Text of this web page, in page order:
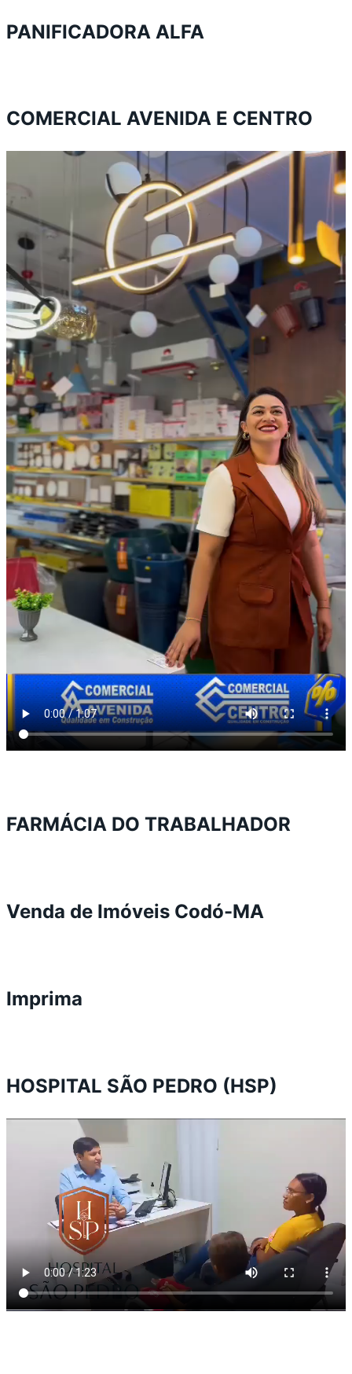
PANIFICADORA ALFA
COMERCIAL AVENIDA E CENTRO
FARMÁCIA DO TRABALHADOR
Venda de Imóveis Codó-MA
Imprima
HOSPITAL SÃO PEDRO (HSP)